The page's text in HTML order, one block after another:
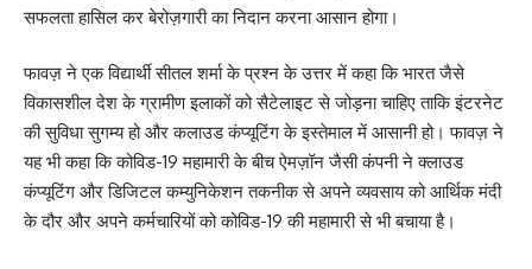
सफलता हासिल कर बेरोज़गारी का निदान करना आसान होगा।
फावज़ ने एक विद्यार्थी सीतल शर्मा के प्रश्न के उत्तर में कहा कि भारत जैसे
विकासशील देश के ग्रामीण इलाकों को सैटेलाइट से जोड़ना चाहिए ताकि इंटरनेट
की सुविधा सुगम्य हो और कलाउड कंप्यूटिंग के इस्तेमाल में आसानी हो। फावज़ ने
यह भी कहा कि कोविड-19 महामारी के बीच ऐमज़ॉन जैसी कंपनी ने क्लाउड
कंप्यूटिंग और डिजिटल कम्युनिकेशन तकनीक से अपने व्यवसाय को आर्थिक मंदी
के दौर और अपने कर्मचारियों को कोविड-19 की महामारी से भी बचाया है।